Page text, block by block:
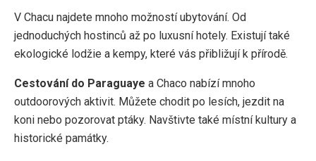
V Chacu najdete mnoho možností ubytování. Od
jednoduchých hostinců až po luxusní hotely. Existují také
ekologické lodžie a kempy, které vás přibližují k přírodě.
Cestování do Paraguaye a Chaco nabízí mnoho
outdoorových aktivit. Můžete chodit po lesích, jezdit na
koni nebo pozorovat ptáky. Navštivte také místní kultury a
historické památky.